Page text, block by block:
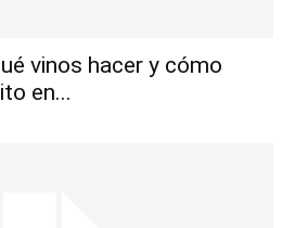
vinos hacer y cómo
en...